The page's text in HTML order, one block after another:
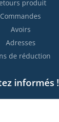
produit
Commandes
Avoirs
Adresses
de réduction
informés !